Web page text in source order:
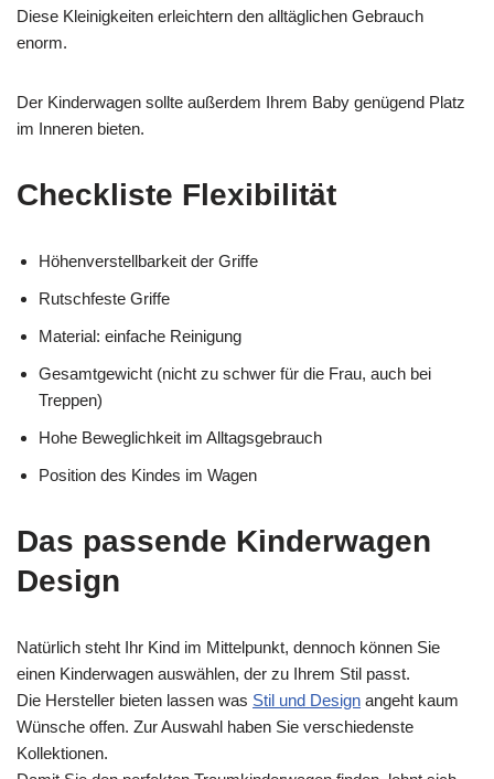
Diese Kleinigkeiten erleichtern den alltäglichen Gebrauch
enorm.
Der Kinderwagen sollte außerdem Ihrem Baby genügend Platz
im Inneren bieten.
Checkliste Flexibilität
Höhenverstellbarkeit der Griffe
Rutschfeste Griffe
Material: einfache Reinigung
Gesamtgewicht (nicht zu schwer für die Frau, auch bei
Treppen)
Hohe Beweglichkeit im Alltagsgebrauch
Position des Kindes im Wagen
Das passende Kinderwagen
Design
Natürlich steht Ihr Kind im Mittelpunkt, dennoch können Sie
einen Kinderwagen auswählen, der zu Ihrem Stil passt.
Die Hersteller bieten lassen was Stil und Design angeht kaum
Wünsche offen. Zur Auswahl haben Sie verschiedenste
Kollektionen.